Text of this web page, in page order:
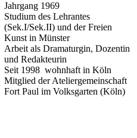
Jahrgang 1969
Studium des Lehrantes
(Sek.I/Sek.II) und der Freien
Kunst in Münster
Arbeit als Dramaturgin, Dozentin
und Redakteurin
Seit 1998 wohnhaft in Köln
Mitglied der Ateliergemeinschaft
Fort Paul im Volksgarten (Köln)